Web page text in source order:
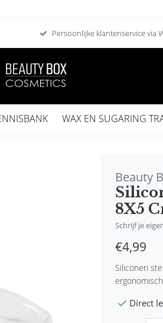
Persoonlijke klantenservice via
WAX EN SUGARING
Beauty
8X5
Schrijf je
€4,99
Siliconen
Direct